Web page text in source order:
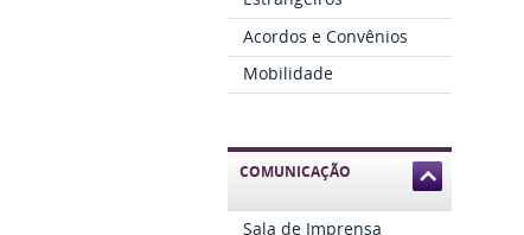
Acordos e Convênios
Mobilidade
COMUNICAÇÃO
Sala de Imprensa